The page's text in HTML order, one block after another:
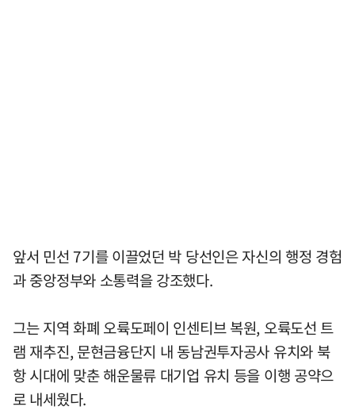
앞서 민선 7기를 이끌었던 박 당선인은 자신의 행정 경험
과 중앙정부와 소통력을 강조했다.
그는 지역 화폐 오륙도페이 인센티브 복원, 오륙도선 트
램 재추진, 문현금융단지 내 동남권투자공사 유치와 북
항 시대에 맞춘 해운물류 대기업 유치 등을 이행 공약으
로 내세웠다.